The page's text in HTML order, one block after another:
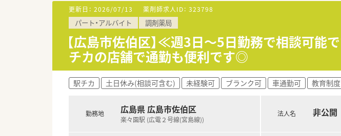
＜こんな方にもオススメ＞
■自分にあった教育をしてくれる先で働きたい方
■何事にも前向きに取り組んでいきたい方
等々…
少しでも気になった方はお問い合わせくださいませ
【法人特徴について】
■広島市内および廿日市市に根差し、創業70年以上の歴史を持
■「健康で心豊かに暮らせる社会の実現」というビジョンを掲
■在宅医療の専任チームを組織しており、多様化する地域の医
【勤務実態について】
■一般薬剤師の平均残業時間は月に5～6時間程度と少なく、
■有給休暇の平均取得日数は年間10.3日と高水準で、会社と
■まずは外来業務をメインに、眼科・心療内科領域における服
更新日： 2026/07/13 薬剤師求人ID： 323798
パート・アルバイト 調剤薬局
【広島市佐伯区】≪週3日～5日勤務で相談可能
チカの店舗で通勤も便利です◎
駅チカ 土日休み(相談可含む) 未経験可 ブランク可 車通勤可 教育制
勤務地 広島県 広島市佐伯区
楽々園駅 (広電２号線(宮島線))
法人名 非公開